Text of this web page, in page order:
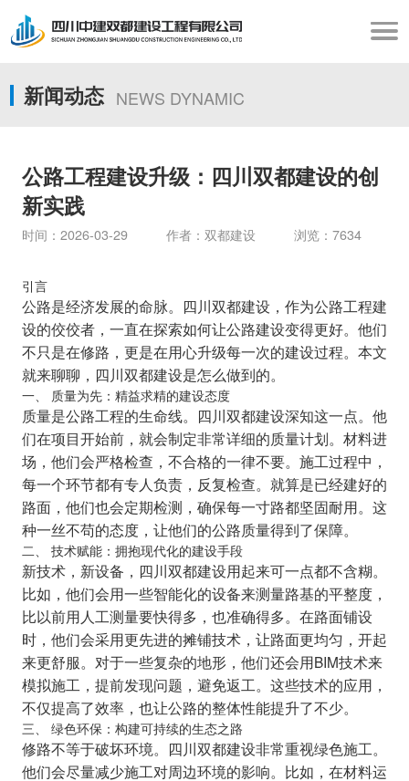
新闻动态 NEWS DYNAMIC
公路工程建设升级：四川双都建设的创
新实践
时间：2026-03-29 作者：双都建设 浏览：7634
引言
公路是经济发展的命脉。四川双都建设，作为公路工程建
设的佼佼者，一直在探索如何让公路建设变得更好。他们
不只是在修路，更是在用心升级每一次的建设过程。本文
就来聊聊，四川双都建设是怎么做到的。
一、 质量为先：精益求精的建设态度
质量是公路工程的生命线。四川双都建设深知这一点。他
们在项目开始前，就会制定非常详细的质量计划。材料进
场，他们会严格检查，不合格的一律不要。施工过程中，
每一个环节都有专人负责，反复检查。就算是已经建好的
路面，他们也会定期检测，确保每一寸路都坚固耐用。这
种一丝不苟的态度，让他们的公路质量得到了保障。
二、 技术赋能：拥抱现代化的建设手段
新技术，新设备，四川双都建设用起来可一点都不含糊。
比如，他们会用一些智能化的设备来测量路基的平整度，
比以前用人工测量要快得多，也准确得多。在路面铺设
时，他们会采用更先进的摊铺技术，让路面更均匀，开起
来更舒服。对于一些复杂的地形，他们还会用BIM技术来
模拟施工，提前发现问题，避免返工。这些技术的应用，
不仅提高了效率，也让公路的整体性能提升了不少。
三、 绿色环保：构建可持续的生态之路
修路不等于破坏环境。四川双都建设非常重视绿色施工。
他们会尽量减少施工对周边环境的影响。比如，在材料运